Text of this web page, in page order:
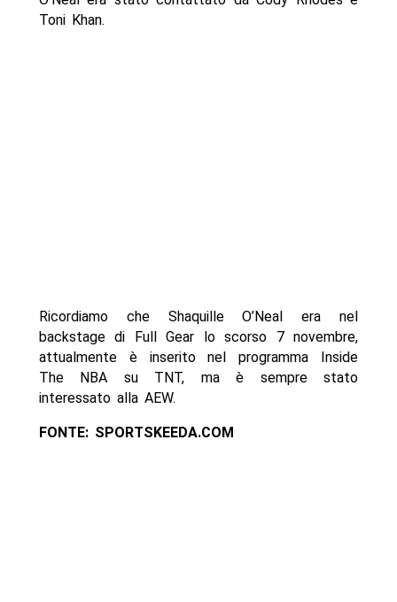
Toni Khan.
Ricordiamo che Shaquille O’Neal era nel
backstage di Full Gear lo scorso 7 novembre,
attualmente è inserito nel programma Inside
The NBA su TNT, ma è sempre stato
interessato alla AEW.
FONTE: SPORTSKEEDA.COM